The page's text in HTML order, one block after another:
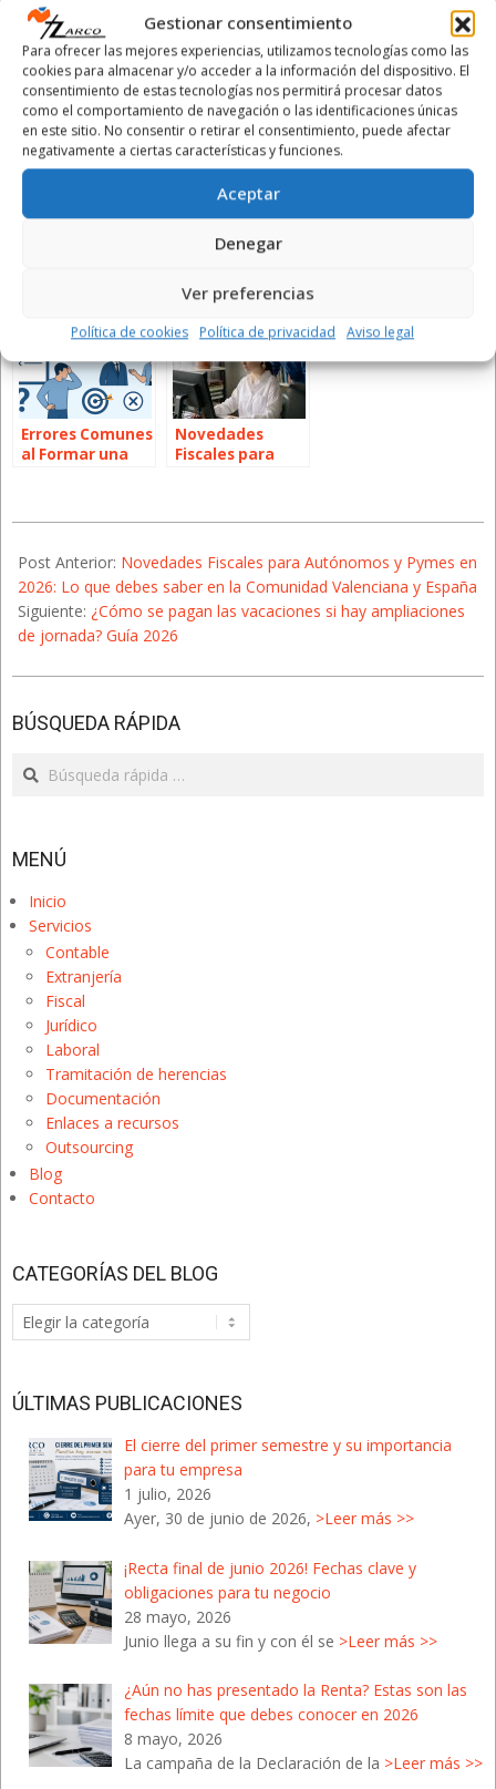
Gestionar consentimiento
Para ofrecer las mejores experiencias, utilizamos tecnologías como las
cookies para almacenar y/o acceder a la información del dispositivo. El
consentimiento de estas tecnologías nos permitirá procesar datos
como el comportamiento de navegación o las identificaciones únicas
en este sitio. No consentir o retirar el consentimiento, puede afectar
negativamente a ciertas características y funciones.
Aceptar
Denegar
Ver preferencias
Política de cookies Política de privacidad Aviso legal
X
Publicaciones Relacionadas:
Ya Tengo Un
Negocio, ¿Y
Errores Comunes
al Formar una
Novedades
Fiscales para
Comunidad
Valenciana y
España
01-
13
Post Anterior: Novedades Fiscales para Autónomos y Pymes en
2026: Lo que debes saber en la Comunidad Valenciana y España
Siguiente: ¿Cómo se pagan las vacaciones si hay ampliaciones
de jornada? Guía 2026
BÚSQUEDA RÁPIDA
Search
MENÚ
Inicio
Servicios
Contable
Extranjería
Fiscal
Jurídico
Laboral
Tramitación de herencias
Documentación
Enlaces a recursos
Outsourcing
Blog
Contacto
CATEGORÍAS DEL BLOG
Categorías
del
ÚLTIMAS PUBLICACIONES
El cierre del primer semestre y su importancia
para tu empresa
1 julio, 2026
Ayer, 30 de junio de 2026, >Leer más >>
¡Recta final de junio 2026! Fechas clave y
obligaciones para tu negocio
28 mayo, 2026
Junio llega a su fin y con él se >Leer más >>
¿Aún no has presentado la Renta? Estas son las
fechas límite que debes conocer en 2026
8 mayo, 2026
La campaña de la Declaración de la >Leer más >>